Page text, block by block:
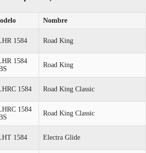
Nombre
1584 Road King
1584
Road King
1584 Road King Classic
1584
Road King Classic
1584 Electra Glide